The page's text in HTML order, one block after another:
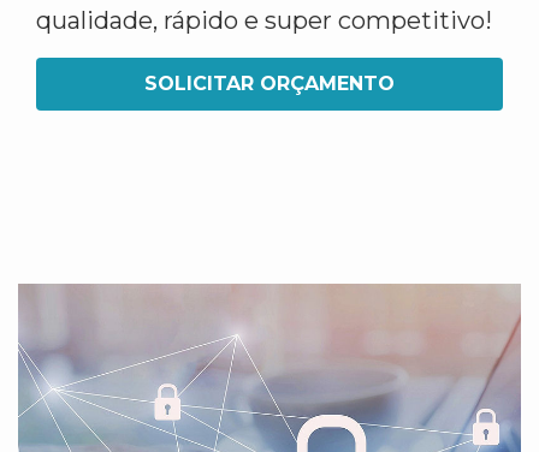
qualidade, rápido e super competitivo!
SOLICITAR ORÇAMENTO